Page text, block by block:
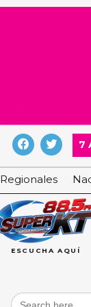
7
Regionales
ESCUCHA AQUÍ
Search